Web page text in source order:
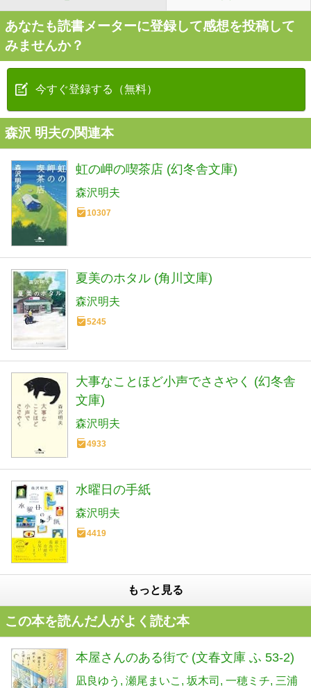
あなたも読書メーターに登録して感想を投稿して
みませんか？
今すぐ登録する（無料）
森沢 明夫の関連本
虹の岬の喫茶店 (幻冬舎文庫)
森沢明夫
10307
夏美のホタル (角川文庫)
森沢明夫
5245
大事なことほど小声でささやく (幻冬舎
文庫)
森沢明夫
4933
水曜日の手紙
森沢明夫
4419
もっと見る
この本を読んだ人がよく読む本
本屋さんのある街で (文春文庫 ふ 53-2)
凪良ゆう 瀬尾まいこ 坂木司 一穂ミチ 三浦